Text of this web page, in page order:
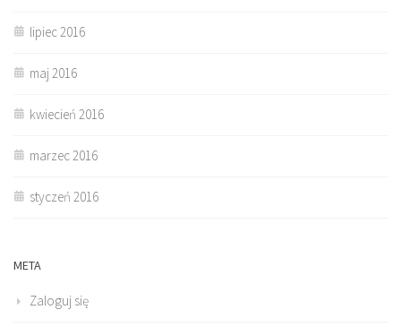
lipiec 2016
maj 2016
kwiecień 2016
marzec 2016
styczeń 2016
META
Zaloguj się